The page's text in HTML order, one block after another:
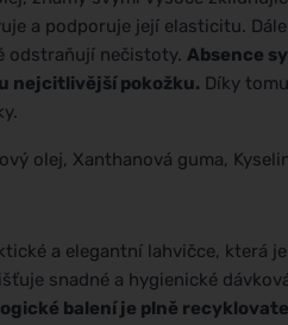
a podporuje její elasticitu.
odstraňují nečistoty. Absence
nejcitlivější pokožku. Díky
olej, Xanthanová guma,
a elegantní lahvičce, která
snadné a hygienické
balení je plně